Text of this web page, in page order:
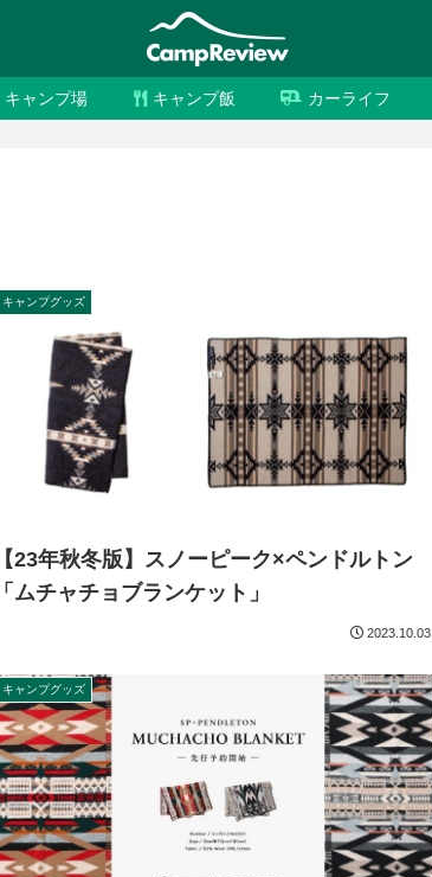
キャンプ場 キャンプ飯 カーライフ
キャンプグッズ
【23年秋冬版】スノーピーク×ペンドルトン
「ムチャチョブランケット」
2023.10.03
キャンプグッズ